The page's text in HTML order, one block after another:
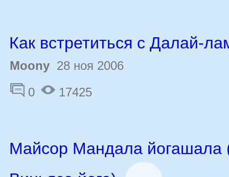
Как встретиться с Далай-
Moony 28 ноя 2006
0
17425
Майсор Мандала йогашала